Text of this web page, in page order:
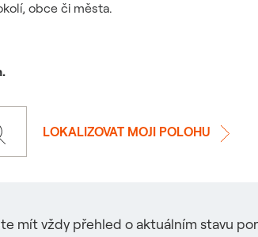
obce či města.
LOKALIZOVAT MOJI POLOHU
mít vždy přehled o aktuálním stavu